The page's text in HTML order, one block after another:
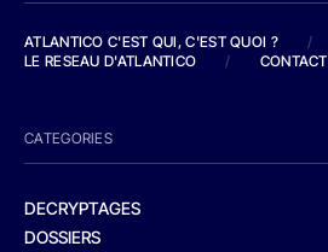
ATLANTICO C'EST QUI, C'EST QUOI ?
/
LE RESEAU D'ATLANTICO
/ CONTACT
CATEGORIES
DECRYPTAGES
DOSSIERS